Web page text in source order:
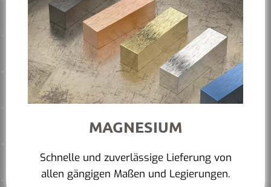
MAGNESIUM
Schnelle und zuverlässige Lieferung von
allen gängigen Maßen und Legierungen.